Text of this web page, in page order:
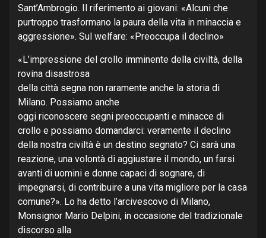
Sant’Ambrogio. Il riferimento ai giovani: «Alcuni che
purtroppo trasformano la paura della vita in minaccia e
aggressione». Sul welfare: «Preoccupa il declino»
«L’impressione del crollo imminente della civiltà, della
rovina disastrosa
della città segna non raramente anche la storia di
Milano. Possiamo anche
oggi riconoscere segni preoccupanti e minacce di
crollo e possiamo domandarci: veramente il declino
della nostra civiltà è un destino segnato? Ci sarà una
reazione, una volontà di aggiustare il mondo, un farsi
avanti di uomini e donne capaci di sognare, di
impegnarsi, di contribuire a una vita migliore per la casa
comune?». Lo ha detto l’arcivescovo di Milano,
Monsignor Mario Delpini, in occasione del tradizionale
discorso alla